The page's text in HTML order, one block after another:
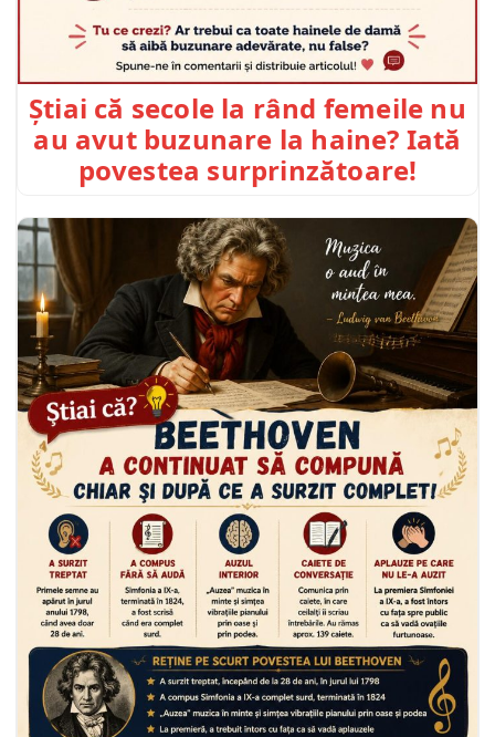
Știai că secole la rând femeile nu
au avut buzunare la haine? Iată
povestea surprinzătoare!